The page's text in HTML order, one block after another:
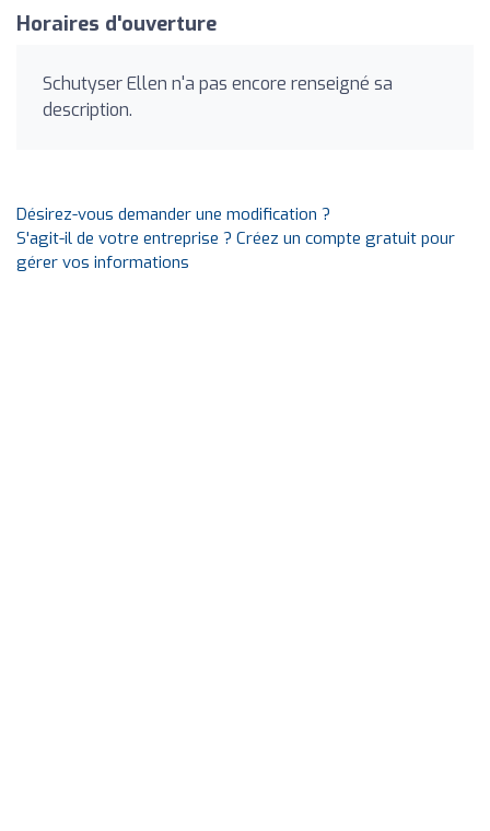
Horaires d'ouverture
Schutyser Ellen n'a pas encore renseigné sa
description.
Désirez-vous demander une modification ?
S'agit-il de votre entreprise ? Créez un compte gratuit pour
gérer vos informations